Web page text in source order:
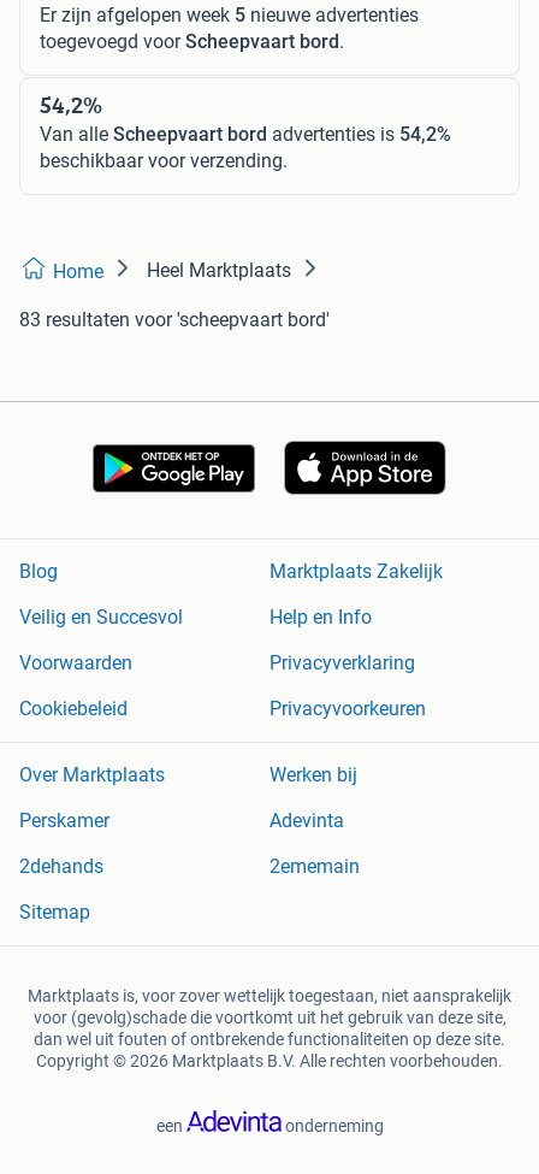
Er zijn afgelopen week 5 nieuwe advertenties
toegevoegd voorScheepvaart bord.
54,2%
Van alle Scheepvaart bord advertenties is 54,2%
beschikbaar voor verzending.
Home Heel Marktplaats
83 resultaten voor 'scheepvaart bord'
Blog
Marktplaats Zakelijk
Veilig en Succesvol
Help en Info
Voorwaarden
Privacyverklaring
Cookiebeleid
Privacyvoorkeuren
Over Marktplaats
Werken bij
Perskamer
Adevinta
2dehands
2ememain
Sitemap
Marktplaats is, voor zover wettelijk toegestaan, niet aansprakelijk
voor (gevolg)schade die voortkomt uit het gebruik van deze site,
dan wel uit fouten of ontbrekende functionaliteiten op deze site.
Copyright © 2026 Marktplaats B.V. Alle rechten voorbehouden.
een onderneming